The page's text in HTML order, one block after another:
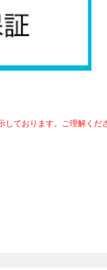
ております。ご理解くだ